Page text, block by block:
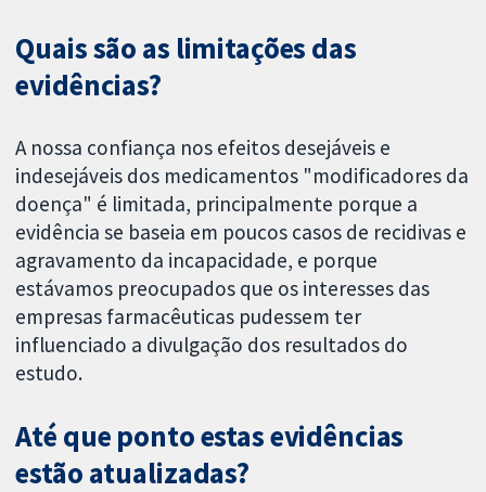
Quais são as limitações das
evidências?
A nossa confiança nos efeitos desejáveis ​​e
indesejáveis ​​dos medicamentos "modificadores da
doença" é limitada, principalmente porque a
evidência se baseia em poucos casos de recidivas e
agravamento da incapacidade, e porque
estávamos preocupados que os interesses das
empresas farmacêuticas pudessem ter
influenciado a divulgação dos resultados do
estudo.
Até que ponto estas evidências
estão atualizadas?